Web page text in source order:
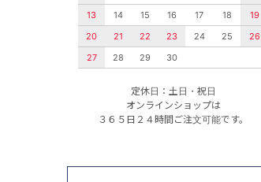
13
14 15 16 17 18
19
20
21 22 23 24 25
26
27
28 29 30
定休日：土日・祝日
オンラインショップは
３６５日２４時間ご注文可能です。